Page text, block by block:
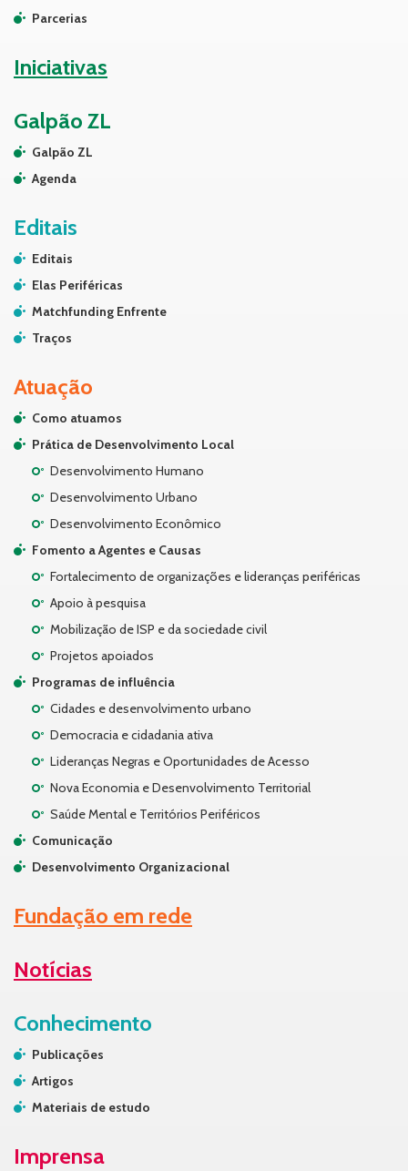
Parcerias
Iniciativas
Galpão ZL
Galpão ZL
Agenda
Editais
Editais
Elas Periféricas
Matchfunding Enfrente
Traços
Atuação
Como atuamos
Prática de Desenvolvimento Local
Desenvolvimento Humano
Desenvolvimento Urbano
Desenvolvimento Econômico
Fomento a Agentes e Causas
Fortalecimento de organizações e lideranças periféricas
Apoio à pesquisa
Mobilização de ISP e da sociedade civil
Projetos apoiados
Programas de influência
Cidades e desenvolvimento urbano
Democracia e cidadania ativa
Lideranças Negras e Oportunidades de Acesso
Nova Economia e Desenvolvimento Territorial
Saúde Mental e Territórios Periféricos
Comunicação
Desenvolvimento Organizacional
Fundação em rede
Notícias
Conhecimento
Publicações
Artigos
Materiais de estudo
Imprensa